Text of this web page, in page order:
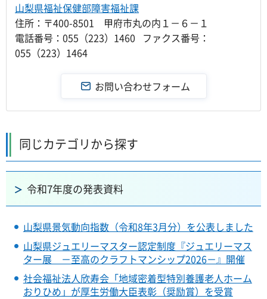
山梨県福祉保健部障害福祉課
住所：〒400-8501 甲府市丸の内１－６－１
電話番号：055（223）1460 ファクス番号：
055（223）1464
同じカテゴリから探す
令和7年度の発表資料
山梨県景気動向指数（令和8年3月分）を公表しました
山梨県ジュエリーマスター認定制度『ジュエリーマス
ター展 －至高のクラフトマンシップ2026－』開催
社会福祉法人欣寿会「地域密着型特別養護老人ホーム
おりひめ」が厚生労働大臣表彰（奨励賞）を受賞